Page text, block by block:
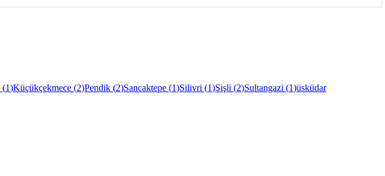
(1)Küçükçekmece (2)Pendik (2)Sancaktepe (1)Silivri (1)Şişli (2)Sultangazi (1)üsküdar